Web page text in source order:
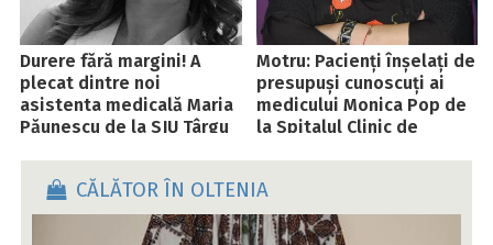
Durere fără margini! A
plecat dintre noi
asistenta medicală Maria
Păunescu de la SJU Târgu
Motru: Pacienți înșelați de
presupuși cunoscuți ai
medicului Monica Pop de
la Spitalul Clinic de
CĂLĂTOR ÎN OLTENIA